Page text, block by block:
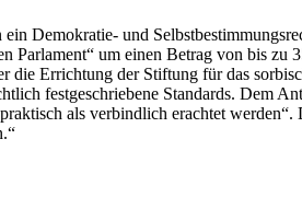
Demokratie- und
Parlament“ um einen Betrag von bis zu
die Errichtung der Stiftung für das
festgeschriebene Standards. Dem
als verbindlich erachtet werden“.